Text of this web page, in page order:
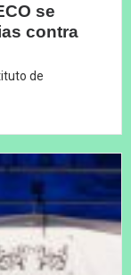
se
contra
de